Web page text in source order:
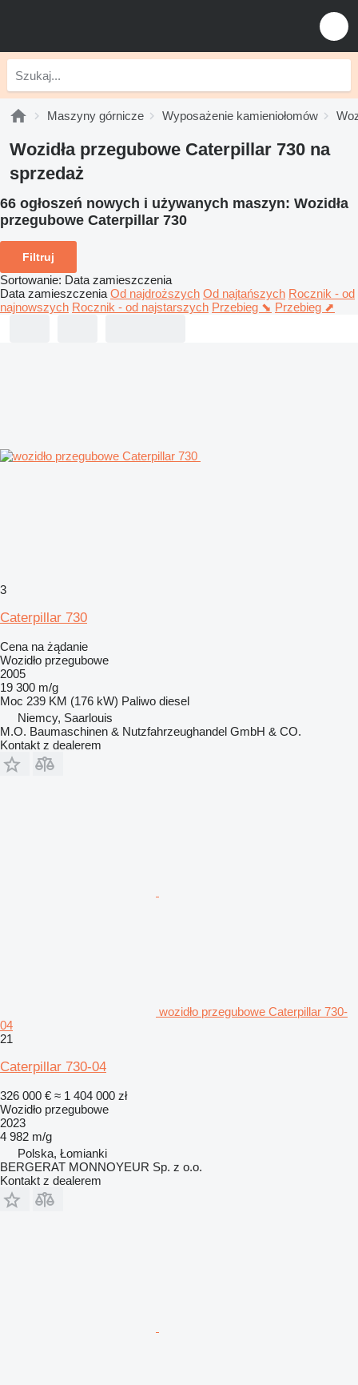
Maszyny górnicze Wyposażenie kamieniołomów
Wozidła przegubowe Caterpillar 730 na
sprzedaż
66 ogłoszeń nowych i używanych maszyn: Wozidła
przegubowe Caterpillar 730
Filtruj
Sortowanie: Data zamieszczenia
Data zamieszczenia Od najdroższych Od najtańszych Rocznik - od
najnowszych Rocznik - od najstarszych Przebieg ⬊ Przebieg ⬈
3
Caterpillar 730
Cena na żądanie
Wozidło przegubowe
2005
19 300 m/g
Moc 239 KM (176 kW) Paliwo diesel
Niemcy, Saarlouis
M.O. Baumaschinen & Nutzfahrzeughandel GmbH & CO.
Kontakt z dealerem
wozidło przegubowe Caterpillar 730-
04
21
Caterpillar 730-04
326 000 € ≈ 1 404 000 zł
Wozidło przegubowe
2023
4 982 m/g
Polska, Łomianki
BERGERAT MONNOYEUR Sp. z o.o.
Kontakt z dealerem